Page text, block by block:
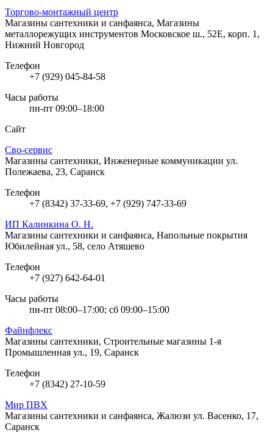
Торгово-монтажный центр
Магазины сантехники и санфаянса, Магазины
металлорежущих инструментов Московское ш., 52Е, корп. 1,
Нижний Новгород
Телефон
+7 (929) 045-84-58
Часы работы
пн-пт 09:00–18:00
Сайт
Сво-сервис
Магазины сантехники, Инженерные коммуникации ул.
Полежаева, 23, Саранск
Телефон
+7 (8342) 37-33-69, +7 (929) 747-33-69
ИП Калинкина О. Н.
Магазины сантехники и санфаянса, Напольные покрытия
Юбилейная ул., 58, село Атяшево
Телефон
+7 (927) 642-64-01
Часы работы
пн-пт 08:00–17:00; сб 09:00–15:00
Файнфлекс
Магазины сантехники, Строительные магазины 1-я
Промышленная ул., 19, Саранск
Телефон
+7 (8342) 27-10-59
Мир ПВХ
Магазины сантехники и санфаянса, Жалюзи ул. Васенко, 17,
Саранск